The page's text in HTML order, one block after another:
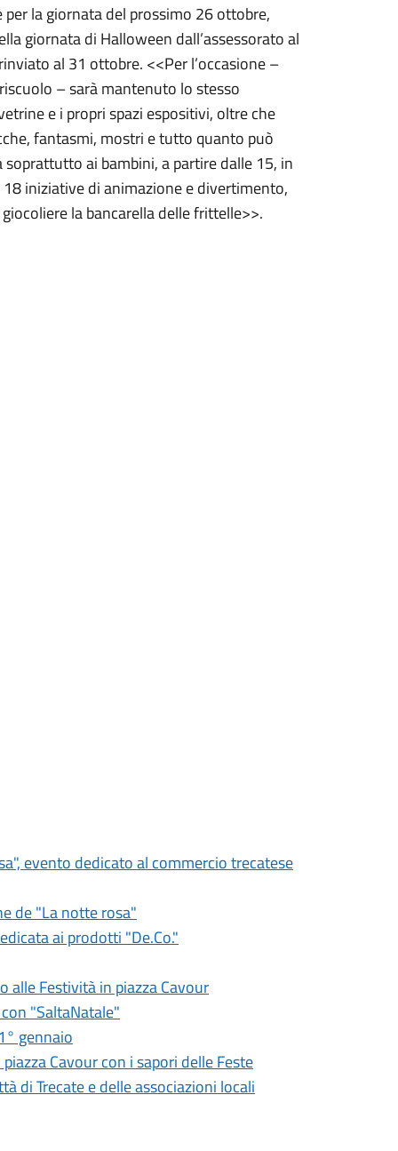
la giornata del prossimo 26 ottobre,
giornata di Halloween dall’assessorato al
al 31 ottobre. <<Per l’occasione –
– sarà mantenuto lo stesso
e i propri spazi espositivi, oltre che
fantasmi, mostri e tutto quanto può
ai bambini, a partire dalle 15, in
iniziative di animazione e divertimento,
la bancarella delle frittelle>>.
evento dedicato al commercio trecatese
de "La notte rosa"
ai prodotti "De.Co."
alle Festività in piazza Cavour
"SaltaNatale"
gennaio
Cavour con i sapori delle Feste
di Trecate e delle associazioni locali